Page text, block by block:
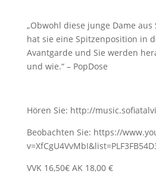
„Obwohl diese junge Dame aus
hat sie eine Spitzenposition in
Avantgarde und Sie werden
und wie.“ – PopDose
Hören Sie: http://
Beobachten Sie: https://
VVK 16,50€ AK 18,00 €